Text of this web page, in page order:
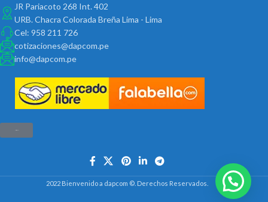
JR Pariacoto 268 Int. 402
URB. Chacra Colorada Breña Lima - Lima
Cel: 958 211 726
cotizaciones@dapcom.pe
info@dapcom.pe
2022 Bienvenido a dapcom ©. Derechos Reservados.